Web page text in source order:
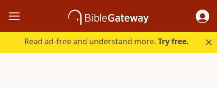
Read ad-free and understand more.Try free.